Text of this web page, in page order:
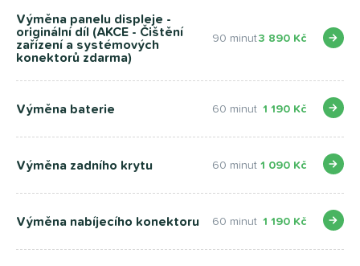
Výměna panelu displeje -
originální díl (AKCE - Čištění
zařízení a systémových
konektorů zdarma)
90 minut3 890 Kč
Výměna baterie 60 minut 1 190 Kč
Výměna zadního krytu 60 minut 1 090 Kč
Výměna nabíjecího konektoru 60 minut 1 190 Kč